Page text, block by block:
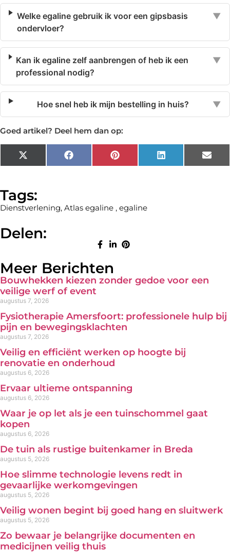
Welke egaline gebruik ik voor een gipsbasis
ondervloer?
▼
Kan ik egaline zelf aanbrengen of heb ik een
professional nodig?
▼
Hoe snel heb ik mijn bestelling in huis? ▼
Goed artikel? Deel hem dan op:
X
(Twitter)
Facebook Pinterest LinkedIn
Tags:
Dienstverlening, Atlas egaline , egaline
Delen:
Meer Berichten
Bouwhekken kiezen zonder gedoe voor een
veilige werf of event
augustus 7, 2026
Fysiotherapie Amersfoort: professionele hulp bij
pijn en bewegingsklachten
augustus 7, 2026
Veilig en efficiënt werken op hoogte bij
renovatie en onderhoud
augustus 6, 2026
Ervaar ultieme ontspanning
augustus 6, 2026
Waar je op let als je een tuinschommel gaat
kopen
augustus 6, 2026
De tuin als rustige buitenkamer in Breda
augustus 5, 2026
Hoe slimme technologie levens redt in
gevaarlijke werkomgevingen
augustus 5, 2026
Veilig wonen begint bij goed hang en sluitwerk
augustus 5, 2026
Zo bewaar je belangrijke documenten en
medicijnen veilig thuis